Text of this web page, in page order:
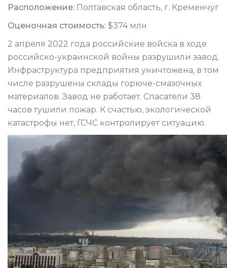
Расположение: Полтавская область, г. Кременчуг
Оценочная стоимость: $374 млн
2 апреля 2022 года российские войска в ходе
российско-украинской войны разрушили завод.
Инфраструктура предприятия уничтожена, в том
числе разрушены склады горюче-смазочных
материалов. Завод не работает. Спасатели 38
часов тушили пожар. К счастью, экологической
катастрофы нет, ГСЧС контролирует ситуацию.